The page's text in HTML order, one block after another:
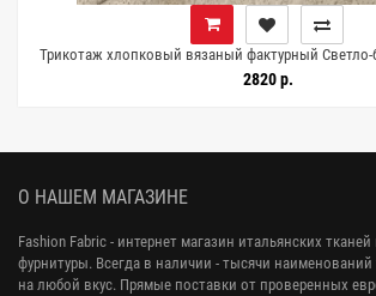
Трикотаж хлопковый вязаный фактурный
PZ-50 19052690
2820 р.
О НАШЕМ МАГАЗИНЕ
Fashion Fabric - интернет магазин итальянских
фурнитуры. Всегда в наличии - тысячи
на любой вкус. Прямые поставки от проверенных